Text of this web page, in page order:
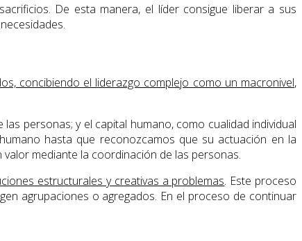
De esta manera, el líder consigue liberar a sus
concibiendo el liderazgo complejo como un macronivel,
personas; y el capital humano, como cualidad individual
hasta que reconozcamos que su actuación en la
mediante la coordinación de las personas.
estructurales y creativas a problemas. Este proceso
agrupaciones o agregados. En el proceso de continuar